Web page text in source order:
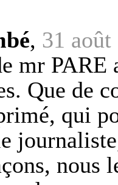
, 31
mr PARE
Que de
qui
nous